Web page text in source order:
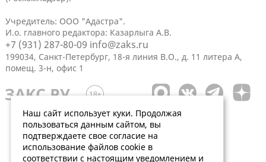
Учредитель: ООО "Адастра".
И.о. главного редактора: Казарлыга А.В.
+7 (931) 287-80-09 info@zaks.ru
199034, Санкт-Петербург, 18-я линия В.О., д. 11 литера А,
помещ. 3-н, офис 1
Наш сайт использует куки. Продолжая
пользоваться данным сайтом, вы
подтверждаете свое согласие на
использование файлов cookie в
соответствии с настоящим уведомлением и